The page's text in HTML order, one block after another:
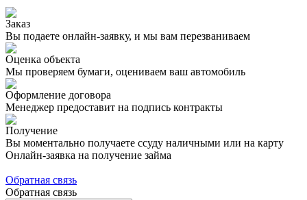
Заказ
Вы подаете онлайн-заявку, и мы вам перезваниваем
Оценка объекта
Мы проверяем бумаги, оцениваем ваш автомобиль
Оформление договора
Менеджер предоставит на подпись контракты
Получение
Вы моментально получаете ссуду наличными или на карту
Онлайн-заявка на получение займа
Обратная связь
Обратная связь